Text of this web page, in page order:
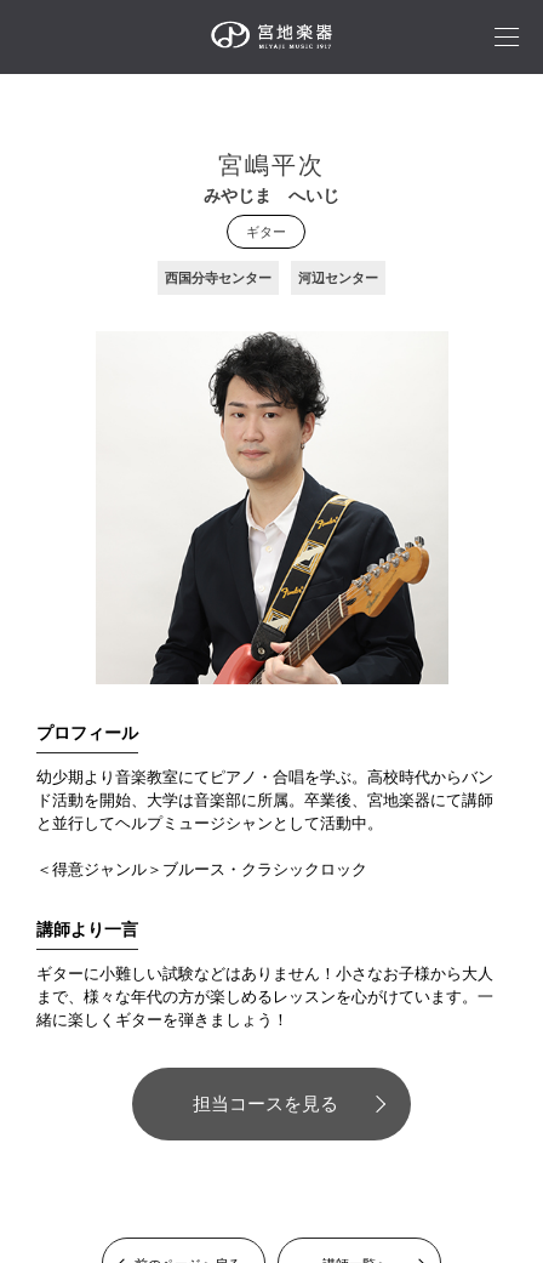
宮嶋平次
みやじま へいじ
ギター
西国分寺センター 河辺センター
プロフィール
幼少期より音楽教室にてピアノ・合唱を学ぶ。高校時代からバン
ド活動を開始、大学は音楽部に所属。卒業後、宮地楽器にて講師
と並行してヘルプミュージシャンとして活動中。
＜得意ジャンル＞ブルース・クラシックロック
講師より一言
ギターに小難しい試験などはありません！小さなお子様から大人
まで、様々な年代の方が楽しめるレッスンを心がけています。一
緒に楽しくギターを弾きましょう！
担当コースを見る